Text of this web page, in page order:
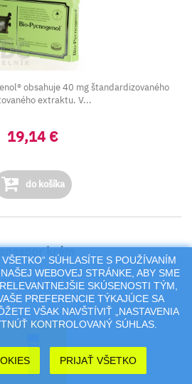
obsahuje 40 mg štandardizovaného
extraktu. V...
19,14 €
do košíka
krém
(tuba Al) 1x15 g
SÚHLASÍTE S POUŽÍVANÍM
WEBOVEJ STRÁNKE, ABY SME
SKÚSENOSTI TÝM,
PREFERENCIE TÝKAJÚCE SA
VŠAK NAVŠTÍVIŤ „NASTAVENIA
KONTROLOVANÝ SÚHLAS.
PRIJAŤ VŠETKO